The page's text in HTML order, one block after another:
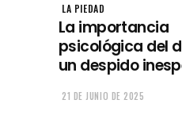
LA PIEDAD
La importancia
psicológica del
un despido
21 DE JUNIO DE 2025